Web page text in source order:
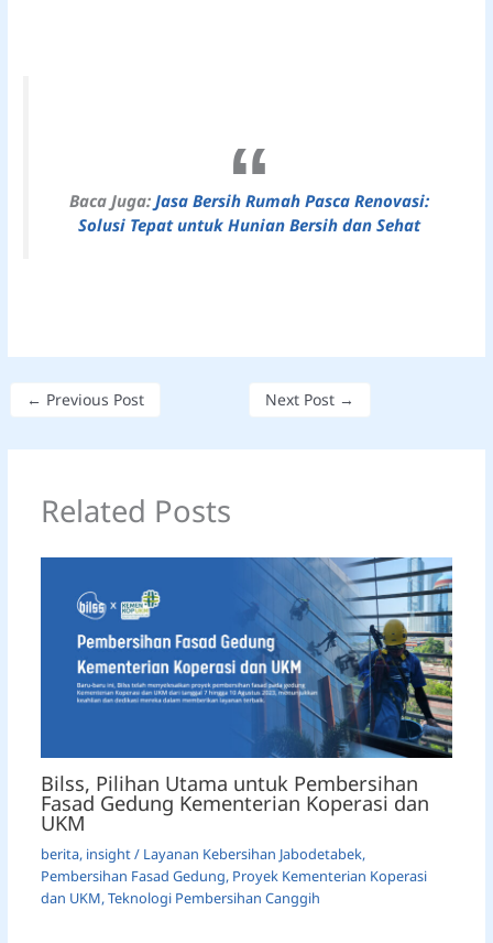
Baca Juga: Jasa Bersih Rumah Pasca Renovasi:
Solusi Tepat untuk Hunian Bersih dan Sehat
← Previous Post Next Post →
Related Posts
Bilss, Pilihan Utama untuk Pembersihan
Fasad Gedung Kementerian Koperasi dan
UKM
berita, insight/ Layanan Kebersihan Jabodetabek,
Pembersihan Fasad Gedung, Proyek Kementerian Koperasi
dan UKM,Teknologi Pembersihan Canggih